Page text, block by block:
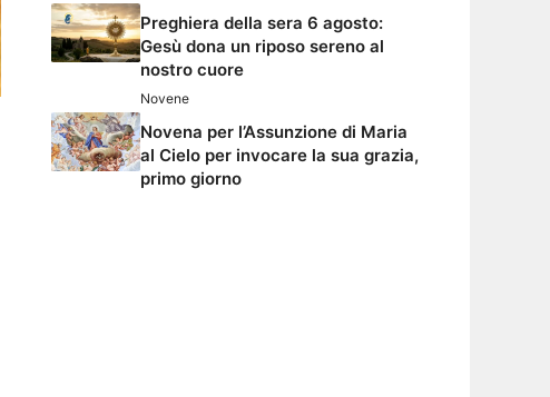
Preghiera della sera 6 agosto:
Gesù dona un riposo sereno al
nostro cuore
Novene
Novena per l’Assunzione di Maria
al Cielo per invocare la sua grazia,
primo giorno